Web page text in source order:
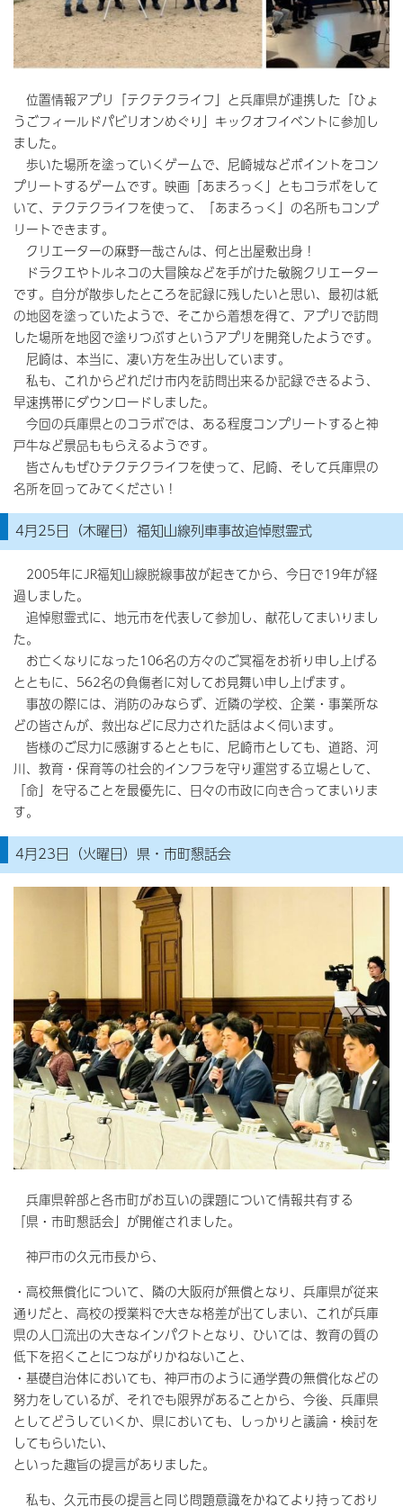
位置情報アプリ「テクテクライフ」と兵庫県が連携した「ひょ
うごフィールドパビリオンめぐり」キックオフイベントに参加し
ました。
歩いた場所を塗っていくゲームで、尼崎城などポイントをコン
プリートするゲームです。映画「あまろっく」ともコラボをして
いて、テクテクライフを使って、「あまろっく」の名所もコンプ
リートできます。
クリエーターの麻野一哉さんは、何と出屋敷出身！
ドラクエやトルネコの大冒険などを手がけた敏腕クリエーター
です。自分が散歩したところを記録に残したいと思い、最初は紙
の地図を塗っていたようで、そこから着想を得て、アプリで訪問
した場所を地図で塗りつぶすというアプリを開発したようです。
尼崎は、本当に、凄い方を生み出しています。
私も、これからどれだけ市内を訪問出来るか記録できるよう、
早速携帯にダウンロードしました。
今回の兵庫県とのコラボでは、ある程度コンプリートすると神
戸牛など景品ももらえるようです。
皆さんもぜひテクテクライフを使って、尼崎、そして兵庫県の
名所を回ってみてください！
4月25日（木曜日）福知山線列車事故追悼慰霊式
2005年にJR福知山線脱線事故が起きてから、今日で19年が経
過しました。
追悼慰霊式に、地元市を代表して参加し、献花してまいりまし
た。
お亡くなりになった106名の方々のご冥福をお祈り申し上げる
とともに、562名の負傷者に対してお見舞い申し上げます。
事故の際には、消防のみならず、近隣の学校、企業・事業所な
どの皆さんが、救出などに尽力された話はよく伺います。
皆様のご尽力に感謝するとともに、尼崎市としても、道路、河
川、教育・保育等の社会的インフラを守り運営する立場として、
「命」を守ることを最優先に、日々の市政に向き合ってまいりま
す。
4月23日（火曜日）県・市町懇話会
兵庫県幹部と各市町がお互いの課題について情報共有する
「県・市町懇話会」が開催されました。
神戸市の久元市長から、
・高校無償化について、隣の大阪府が無償となり、兵庫県が従来
通りだと、高校の授業料で大きな格差が出てしまい、これが兵庫
県の人口流出の大きなインパクトとなり、ひいては、教育の質の
低下を招くことにつながりかねないこと、
・基礎自治体においても、神戸市のように通学費の無償化などの
努力をしているが、それでも限界があることから、今後、兵庫県
としてどうしていくか、県においても、しっかりと議論・検討を
してもらいたい、
といった趣旨の提言がありました。
私も、久元市長の提言と同じ問題意識をかねてより持っており